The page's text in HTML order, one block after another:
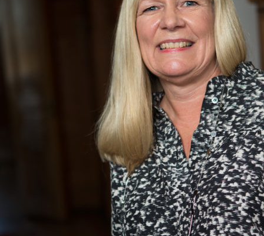
Logga in på Arbetsgivarguiden
Sök på utbildningsforetagen.se